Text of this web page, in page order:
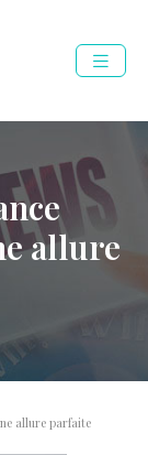
allure
allure parfaite